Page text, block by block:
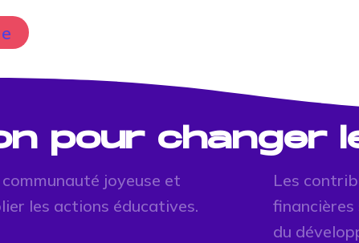
pour changer
joyeuse et
les actions éducatives.
Les
du